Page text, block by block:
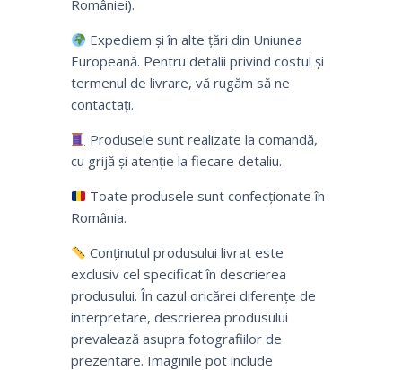
României).
Expediem și în alte țări din Uniunea
Europeană. Pentru detalii privind costul și
termenul de livrare, vă rugăm să ne
contactați.
Produsele sunt realizate la comandă,
cu grijă și atenție la fiecare detaliu.
Toate produsele sunt confecționate în
România.
Conținutul produsului livrat este
exclusiv cel specificat în descrierea
produsului. În cazul oricărei diferențe de
interpretare, descrierea produsului
prevalează asupra fotografiilor de
prezentare. Imaginile pot include